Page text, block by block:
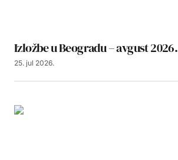
Izložbe u Beogradu – avgust 2026.
25. jul 2026.